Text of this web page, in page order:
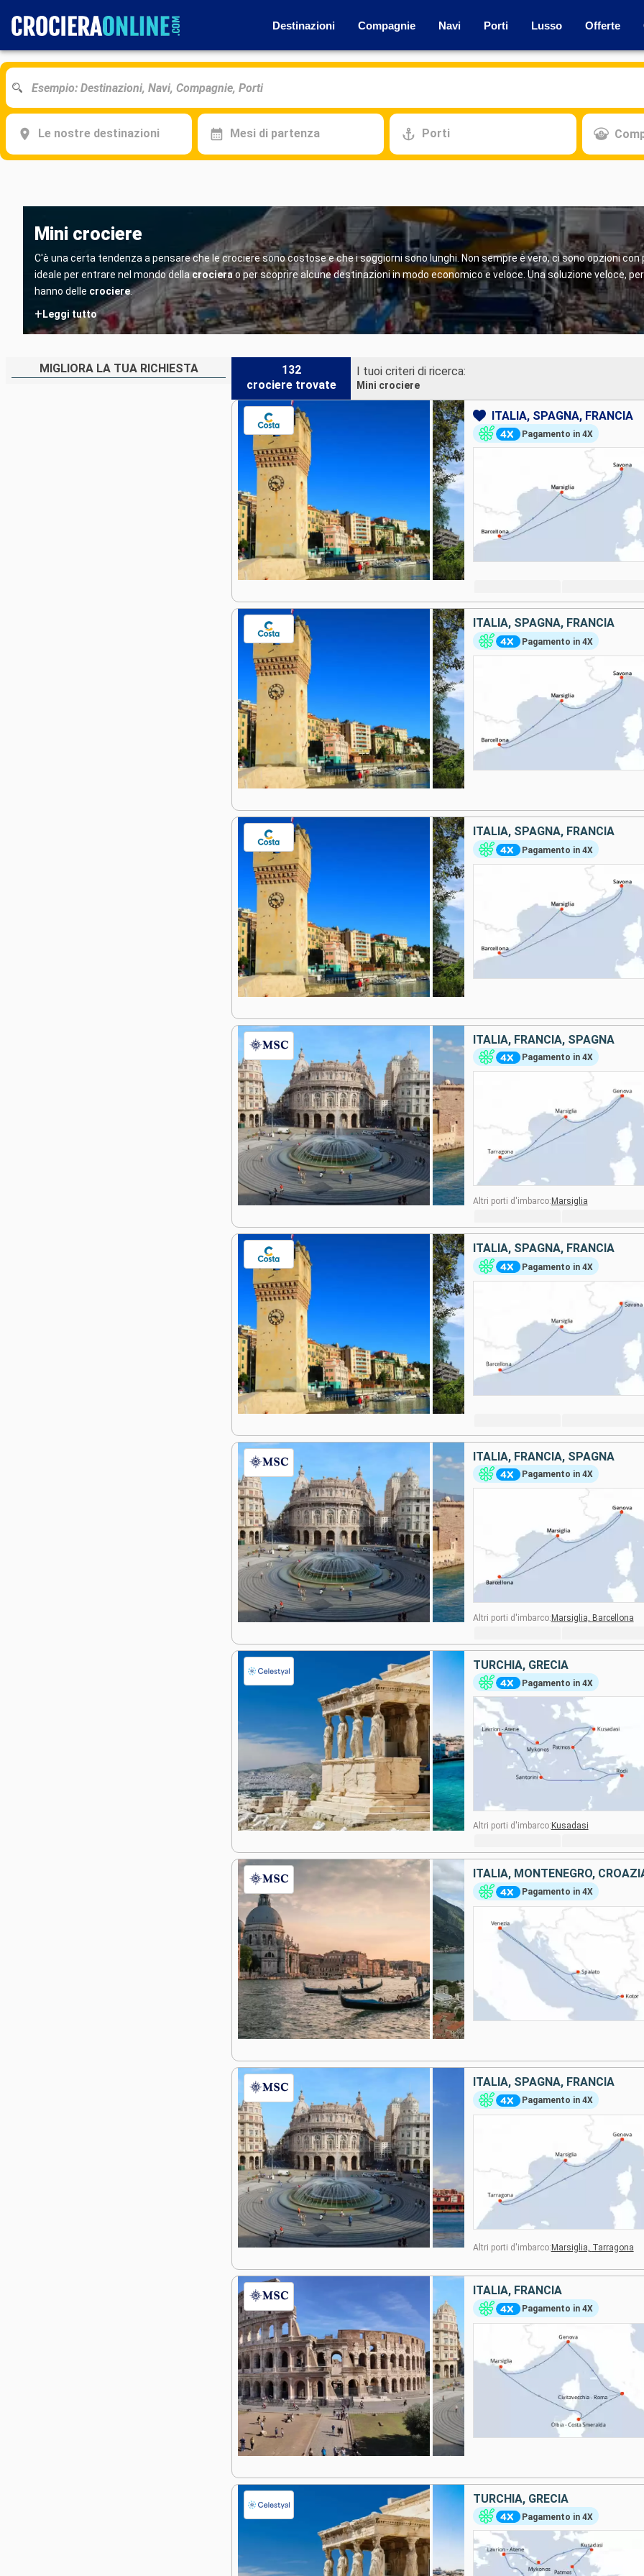
Destinazioni Compagnie Navi Porti Lusso Offerte
Le nostre destinazioni Mesi di partenza Porti
Mini crociere
C'è una certa tendenza a pensare che le crociere sono costose e che i soggiorni sono lunghi. Non sempre è vero, ci sono opzioni
ideale per entrare nel mondo dellacrocierao per scoprire alcune destinazioni in modo economico e veloce. Una soluzione veloce,
hanno delle crociere.
+ Leggi tutto
MIGLIORA LA TUA RICHIESTA
132
crociere trovate
I tuoi criteri di ricerca:
Mini crociere
ITALIA, SPAGNA, FRANCIA
Pagamento in 4X
ITALIA, SPAGNA, FRANCIA
Pagamento in 4X
ITALIA, SPAGNA, FRANCIA
Pagamento in 4X
ITALIA, FRANCIA, SPAGNA
Pagamento in 4X
Altri porti d'imbarco:Marsiglia
ITALIA, SPAGNA, FRANCIA
Pagamento in 4X
ITALIA, FRANCIA, SPAGNA
Pagamento in 4X
Altri porti d'imbarco:Marsiglia, Barcellona
TURCHIA, GRECIA
Pagamento in 4X
Altri porti d'imbarco:Kusadasi
ITALIA, MONTENEGRO,
Pagamento in 4X
ITALIA, SPAGNA, FRANCIA
Pagamento in 4X
Altri porti d'imbarco:Marsiglia, Tarragona
ITALIA, FRANCIA
Pagamento in 4X
TURCHIA, GRECIA
Pagamento in 4X